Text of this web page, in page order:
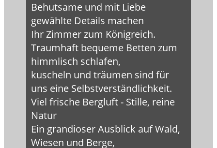
Behutsame und mit Liebe
gewählte Details machen
Ihr Zimmer zum Königreich.
Traumhaft bequeme Betten zum
himmlisch schlafen,
kuscheln und träumen sind für
uns eine Selbstverständlichkeit.
Viel frische Bergluft - Stille, reine
Natur
Ein grandioser Ausblick auf Wald,
Wiesen und Berge,